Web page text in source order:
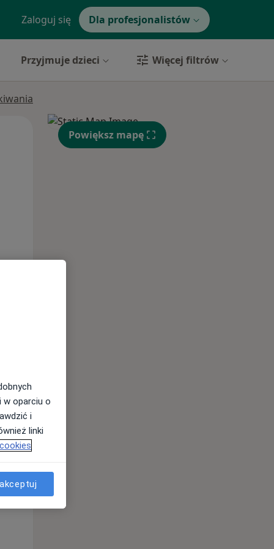
Zaloguj się Dla profesjonalistów
Przyjmuje dzieci Więcej filtrów
Wt, Śr,
Pon,
Powiększ mapę
w oparciu o
i
linki